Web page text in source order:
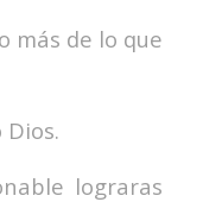
más de lo que
lograras